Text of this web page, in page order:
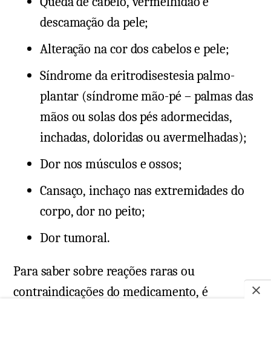
descamação da pele;
Alteração na cor dos cabelos e pele;
Síndrome da eritrodisestesia palmo-
plantar (síndrome mão-pé – palmas das
mãos ou solas dos pés adormecidas,
inchadas, doloridas ou avermelhadas);
Dor nos músculos e ossos;
Cansaço, inchaço nas extremidades do
corpo, dor no peito;
Dor tumoral.
Para saber sobre reações raras ou
contraindicações do medicamento, é